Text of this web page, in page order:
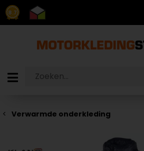
8.7
Verwarmde onderkleding